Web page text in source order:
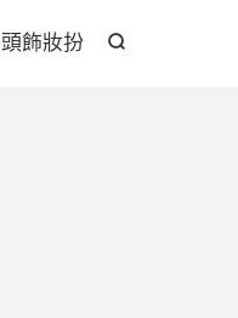

頭飾妝扮